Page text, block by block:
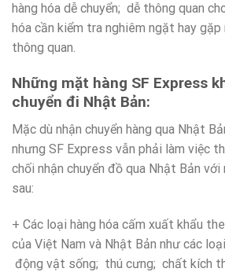
hàng hóa dễ chuyển; dễ thông quan
hóa cần kiểm tra nghiêm ngặt hay gặp
thông quan.
Những mặt hàng SF Express
chuyển đi Nhật Bản:
Mặc dù nhận chuyển hàng qua Nhật
nhưng SF Express vẫn phải làm việc
chối nhận chuyển đồ qua Nhật Bản
sau:
+ Các loại hàng hóa cấm xuất khẩu
của Việt Nam và Nhật Bản như các
động vật sống; thú cưng; chất kích